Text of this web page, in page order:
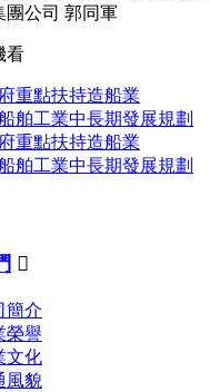
團公司 郭同軍
看
重點扶持造船業
舶工業中長期發展規劃
重點扶持造船業
舶工業中長期發展規劃

簡介
榮譽
文化
風貌